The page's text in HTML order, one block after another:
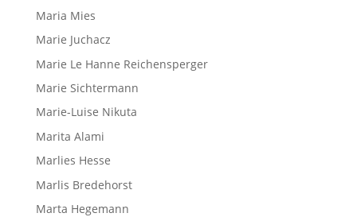
Maria Mies
Marie Juchacz
Marie Le Hanne Reichensperger
Marie Sichtermann
Marie-Luise Nikuta
Marita Alami
Marlies Hesse
Marlis Bredehorst
Marta Hegemann